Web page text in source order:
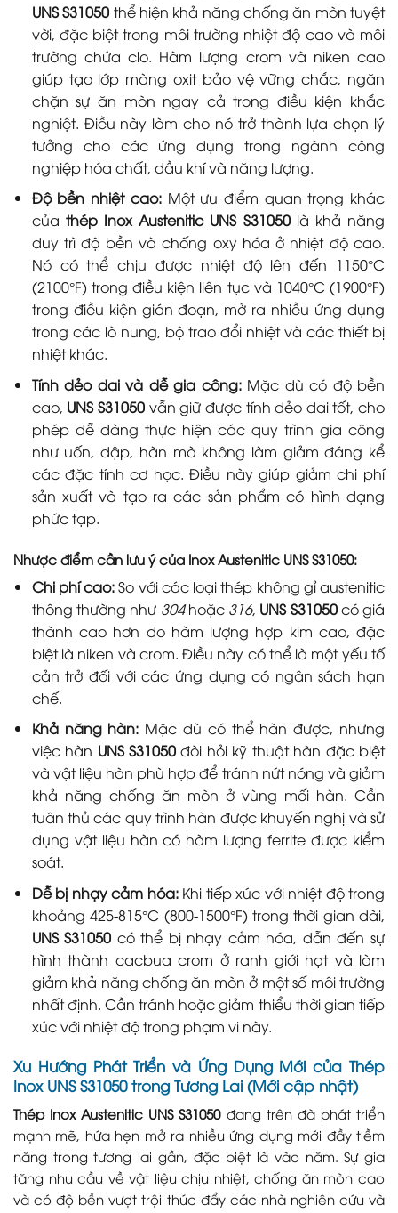
UNS S31050 thể hiện khả năng chống ăn mòn tuyệt
vời, đặc biệt trong môi trường nhiệt độ cao và môi
trường chứa clo. Hàm lượng crom và niken cao
giúp tạo lớp màng oxit bảo vệ vững chắc, ngăn
chặn sự ăn mòn ngay cả trong điều kiện khắc
nghiệt. Điều này làm cho nó trở thành lựa chọn lý
tưởng cho các ứng dụng trong ngành công
nghiệp hóa chất, dầu khí và năng lượng.
Độ bền nhiệt cao:Một ưu điểm quan trọng khác
của thép Inox Austenitic UNS S31050là khả năng
duy trì độ bền và chống oxy hóa ở nhiệt độ cao.
Nó có thể chịu được nhiệt độ lên đến 1150°C
(2100°F) trong điều kiện liên tục và 1040°C (1900°F)
trong điều kiện gián đoạn, mở ra nhiều ứng dụng
trong các lò nung, bộ trao đổi nhiệt và các thiết bị
nhiệt khác.
Tính dẻo dai và dễ gia công:Mặc dù có độ bền
cao, UNS S31050 vẫn giữ được tính dẻo dai tốt, cho
phép dễ dàng thực hiện các quy trình gia công
như uốn, dập, hàn mà không làm giảm đáng kể
các đặc tính cơ học. Điều này giúp giảm chi phí
sản xuất và tạo ra các sản phẩm có hình dạng
phức tạp.
Nhược điểm cần lưu ý của Inox Austenitic UNS S31050:
Chi phí cao:So với các loại thép không gỉ austenitic
thông thường như 304hoặc 316, UNS S31050có giá
thành cao hơn do hàm lượng hợp kim cao, đặc
biệt là niken và crom. Điều này có thể là một yếu tố
cản trở đối với các ứng dụng có ngân sách hạn
chế.
Khả năng hàn: Mặc dù có thể hàn được, nhưng
việc hàn UNS S31050 đòi hỏi kỹ thuật hàn đặc biệt
và vật liệu hàn phù hợp để tránh nứt nóng và giảm
khả năng chống ăn mòn ở vùng mối hàn. Cần
tuân thủ các quy trình hàn được khuyến nghị và sử
dụng vật liệu hàn có hàm lượng ferrite được kiểm
soát.
Dễ bị nhạy cảm hóa:Khi tiếp xúc với nhiệt độ trong
khoảng 425-815°C (800-1500°F) trong thời gian dài,
UNS S31050 có thể bị nhạy cảm hóa, dẫn đến sự
hình thành cacbua crom ở ranh giới hạt và làm
giảm khả năng chống ăn mòn ở một số môi trường
nhất định. Cần tránh hoặc giảm thiểu thời gian tiếp
xúc với nhiệt độ trong phạm vi này.
Xu Hướng Phát Triển và Ứng Dụng Mới của Thép
Inox UNS S31050 trong Tương Lai (Mới cập nhật)
Thép Inox Austenitic UNS S31050đang trên đà phát triển
mạnh mẽ, hứa hẹn mở ra nhiều ứng dụng mới đầy tiềm
năng trong tương lai gần, đặc biệt là vào năm. Sự gia
tăng nhu cầu về vật liệu chịu nhiệt, chống ăn mòn cao
và có độ bền vượt trội thúc đẩy các nhà nghiên cứu và